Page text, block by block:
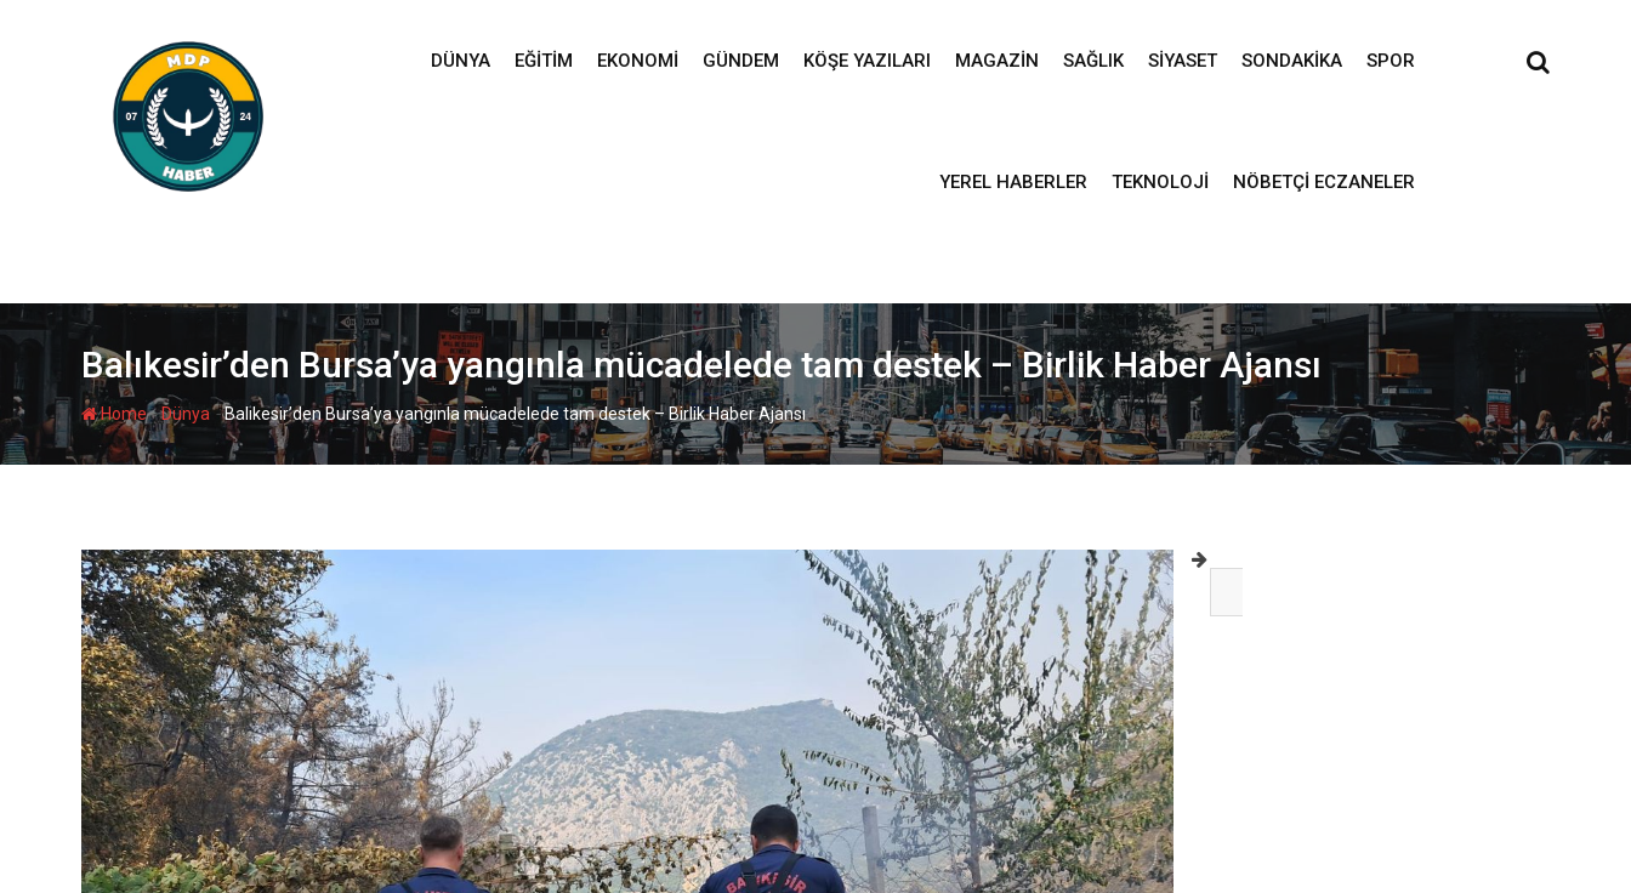
DÜNYA EĞITIM EKONOMI GÜNDEM KÖŞE YAZILARI MAGAZIN SAĞLIK SIYASET SONDAKIKA SPOR
YEREL HABERLER TEKNOLOJI NÖBETÇI ECZANELER
Balıkesir’den Bursa’ya yangınla mücadelede tam destek – Birlik Haber Ajansı
Home-Dünya-Balıkesir’den Bursa’ya yangınla mücadelede tam destek – Birlik Haber Ajansı